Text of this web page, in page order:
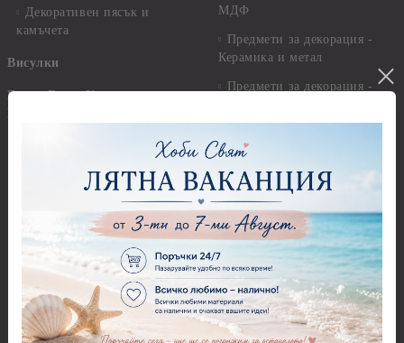
Декоративен пясък и
камъчета
Висулки
Глина,Гипс, Калъпи,
Елементи, Инструменти
Керамична смес за отливки
Керамични елементи
Елементи от полимерна
глина и полирезин
Пластични елементи
Инструменти за моделиране
Молдове и шаблони
Глина
МДФ
Предмети за декорация -
Керамика и метал
Предмети за декорация -
Стъкло
Предмети за декорация -
Плат, органза, зебло,
целофан
Пънчове Перфоратори
Перфоратори до 2,50 см
Перфоратори 2,50 см
Перфоратори над 2,50 см